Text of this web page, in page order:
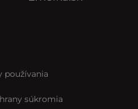
používania
súkromia